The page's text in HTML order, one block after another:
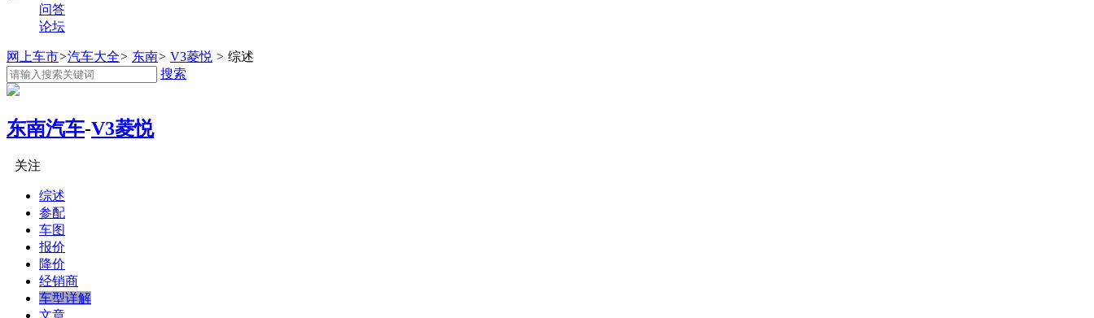
问答
论坛
网上车市>汽车大全> 东南> V3菱悦 > 综述
搜索
东南汽车-V3菱悦
关注
综述
参配
车图
报价
降价
经销商
车型详解
文章